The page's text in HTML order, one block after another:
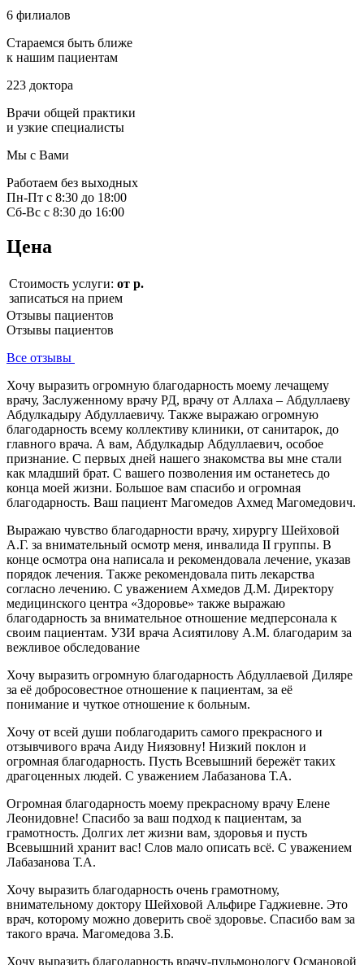
6 филиалов
Стараемся быть ближе
к нашим пациентам
223 доктора
Врачи общей практики
и узкие специалисты
Мы с Вами
Работаем без выходных
Пн-Пт с 8:30 до 18:00
Сб-Вс с 8:30 до 16:00
Цена
Стоимость услуги: от р.
записаться на прием
Отзывы пациентов
Отзывы пациентов
Все отзывы
Хочу выразить огромную благодарность моему лечащему
врачу, Заслуженному врачу РД, врачу от Аллаха – Абдуллаеву
Абдулкадыру Абдуллаевичу. Также выражаю огромную
благодарность всему коллективу клиники, от санитарок, до
главного врача. А вам, Абдулкадыр Абдуллаевич, особое
признание. С первых дней нашего знакомства вы мне стали
как младший брат. С вашего позволения им останетесь до
конца моей жизни. Большое вам спасибо и огромная
благодарность. Ваш пациент Магомедов Ахмед Магомедович.
Выражаю чувство благодарности врачу, хирургу Шейховой
А.Г. за внимательный осмотр меня, инвалида II группы. В
конце осмотра она написала и рекомендовала лечение, указав
порядок лечения. Также рекомендовала пить лекарства
согласно лечению. С уважением Ахмедов Д.М. Директору
медицинского центра «Здоровье» также выражаю
благодарность за внимательное отношение медперсонала к
своим пациентам. УЗИ врача Асиятилову А.М. благодарим за
вежливое обследование
Хочу выразить огромную благодарность Абдуллаевой Диляре
за её добросовестное отношение к пациентам, за её
понимание и чуткое отношение к больным.
Хочу от всей души поблагодарить самого прекрасного и
отзывчивого врача Аиду Ниязовну! Низкий поклон и
огромная благодарность. Пусть Всевышний бережёт таких
драгоценных людей. С уважением Лабазанова Т.А.
Огромная благодарность моему прекрасному врачу Елене
Леонидовне! Спасибо за ваш подход к пациентам, за
грамотность. Долгих лет жизни вам, здоровья и пусть
Всевышний хранит вас! Слов мало описать всё. С уважением
Лабазанова Т.А.
Хочу выразить благодарность очень грамотному,
внимательному доктору Шейховой Альфире Гаджиевне. Это
врач, которому можно доверить своё здоровье. Спасибо вам за
такого врача. Магомедова З.Б.
Хочу выразить благодарность врачу-пульмонологу Османовой